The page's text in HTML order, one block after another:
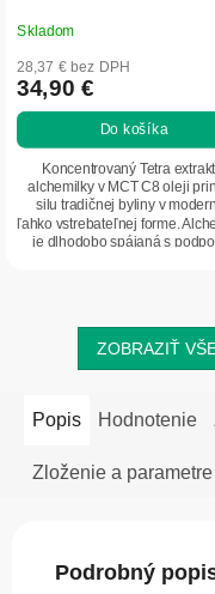
Skladom
28,37 € bez DPH
34,90 €
Do košíka
Koncentrovaný Tetra
alchemilky v MCT C8 oleji
silu tradičnej byliny v
ľahko vstrebateľnej forme.
je dlhodobo spájaná s
ZOBRAZIŤ
Popis Hodnotenie
Zloženie a parametre
Podrobný